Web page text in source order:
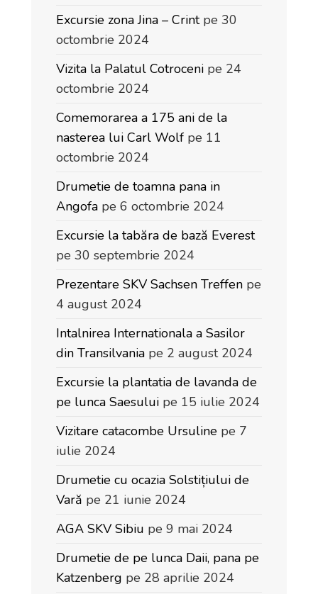
Excursie zona Jina – Crintpe 30
octombrie 2024
Vizita la Palatul Cotroceni pe 24
octombrie 2024
Comemorarea a 175 ani de la
nasterea lui Carl Wolf pe 11
octombrie 2024
Drumetie de toamna pana in
Angofa pe 6 octombrie 2024
Excursie la tabăra de bază Everest
pe 30 septembrie 2024
Prezentare SKV Sachsen Treffen pe
4 august 2024
Intalnirea Internationala a Sasilor
din Transilvania pe 2 august 2024
Excursie la plantatia de lavanda de
pe lunca Saesului pe 15 iulie 2024
Vizitare catacombe Ursuline pe 7
iulie 2024
Drumetie cu ocazia Solstițiului de
Vară pe 21 iunie 2024
AGA SKV Sibiu pe 9 mai 2024
Drumetie de pe lunca Daii, pana pe
Katzenberg pe 28 aprilie 2024